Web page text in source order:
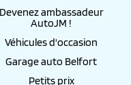
Devenez ambassadeur
AutoJM !
Véhicules d'occasion
Garage auto Belfort
Petits prix